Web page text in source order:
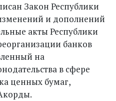
Закон Республики
и дополнений
акты Республики
банков
на
в сфере
ценных бумаг,